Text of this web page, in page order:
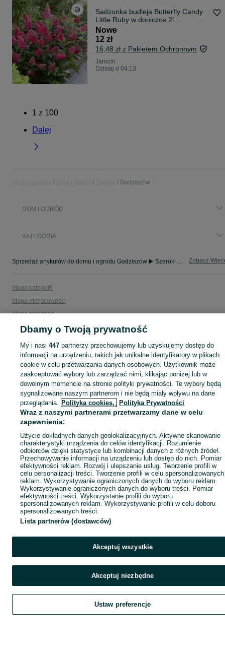
Sadzonka budleja Butterfly Candy
Little Ruby w doniczce 2l
miniaturowa
Nowe
12 zł
16,48 zł z Pakietem Ochronnym
Jarocin
Dzisiaj o 04:13
1 z 100
Dalej
Godziszów
DOM I OGRÓD
KATEGORIA
Sprzedaż artykułów do domu i ogrodu Godziszów ▶️ Szeroki wybór modeli i materiałów ✅ Nowe i używane w atrakcyjnych cenach ☝ Sprawdź oferty na OLX.pl! Zobacz
Mapa kategorii
Mapa miejscowości
Mapa ministron
Popularne wyszukiwania
Szukaj Obserwujesz Dodaj Czat
Dbamy o Twoją prywatność
My i nasi447 partnerzy przechowujemy lub uzyskujemy dostęp do
informacji na urządzeniu, takich jak unikalne identyfikatory w plikach
cookie w celu przetwarzania danych osobowych. Użytkownik może
zaakceptować wybory lub zarządzać nimi, klikając poniżej lub w
dowolnym momencie na stronie polityki prywatności. Te wybory będą
sygnalizowane naszym partnerom i nie będą miały wpływu na dane
przeglądania. Polityka cookies, Polityka Prywatności
Wraz z naszymi partnerami przetwarzamy dane w celu
zapewnienia:
Użycie dokładnych danych geolokalizacyjnych. Aktywne skanowanie
charakterystyki urządzenia do celów identyfikacji. Rozumienie
odbiorców dzięki statystyce lub kombinacji danych z różnych źródeł.
Przechowywanie informacji na urządzeniu lub dostęp do nich. Pomiar
efektywności reklam. Rozwój i ulepszanie usług. Tworzenie profili w
celu personalizacji treści. Tworzenie profili w celu spersonalizowanych
reklam. Wykorzystywanie ograniczonych danych do wyboru reklam.
Wykorzystywanie ograniczonych danych do wyboru treści. Pomiar
efektywności treści. Wykorzystanie profili do wyboru
spersonalizowanych reklam. Wykorzystywanie profili w celu doboru
spersonalizowanych treści.
Lista partnerów (dostawców)
Akceptuj wszystkie
Akceptuj niezbędne
Ustaw preferencje